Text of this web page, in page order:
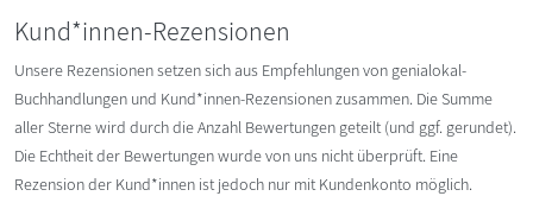
Kund*innen-Rezensionen
Unsere Rezensionen setzen sich aus Empfehlungen von genialokal-
Buchhandlungen und Kund*innen-Rezensionen zusammen. Die Summe
aller Sterne wird durch die Anzahl Bewertungen geteilt (und ggf. gerundet).
Die Echtheit der Bewertungen wurde von uns nicht überprüft. Eine
Rezension der Kund*innen ist jedoch nur mit Kundenkonto möglich.